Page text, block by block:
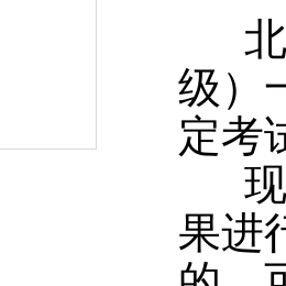
北
级）
定考
现
果进